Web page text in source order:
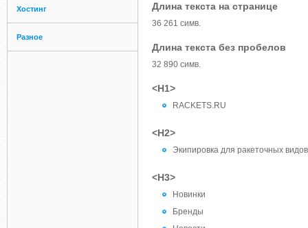
Хостинг
Разное
Длина текста на странице
36 261 симв.
Длина текста без пробелов
32 890 симв.
<H1>
RACKETS.RU
<H2>
Экипировка для ракеточных
<H3>
Новинки
Бренды